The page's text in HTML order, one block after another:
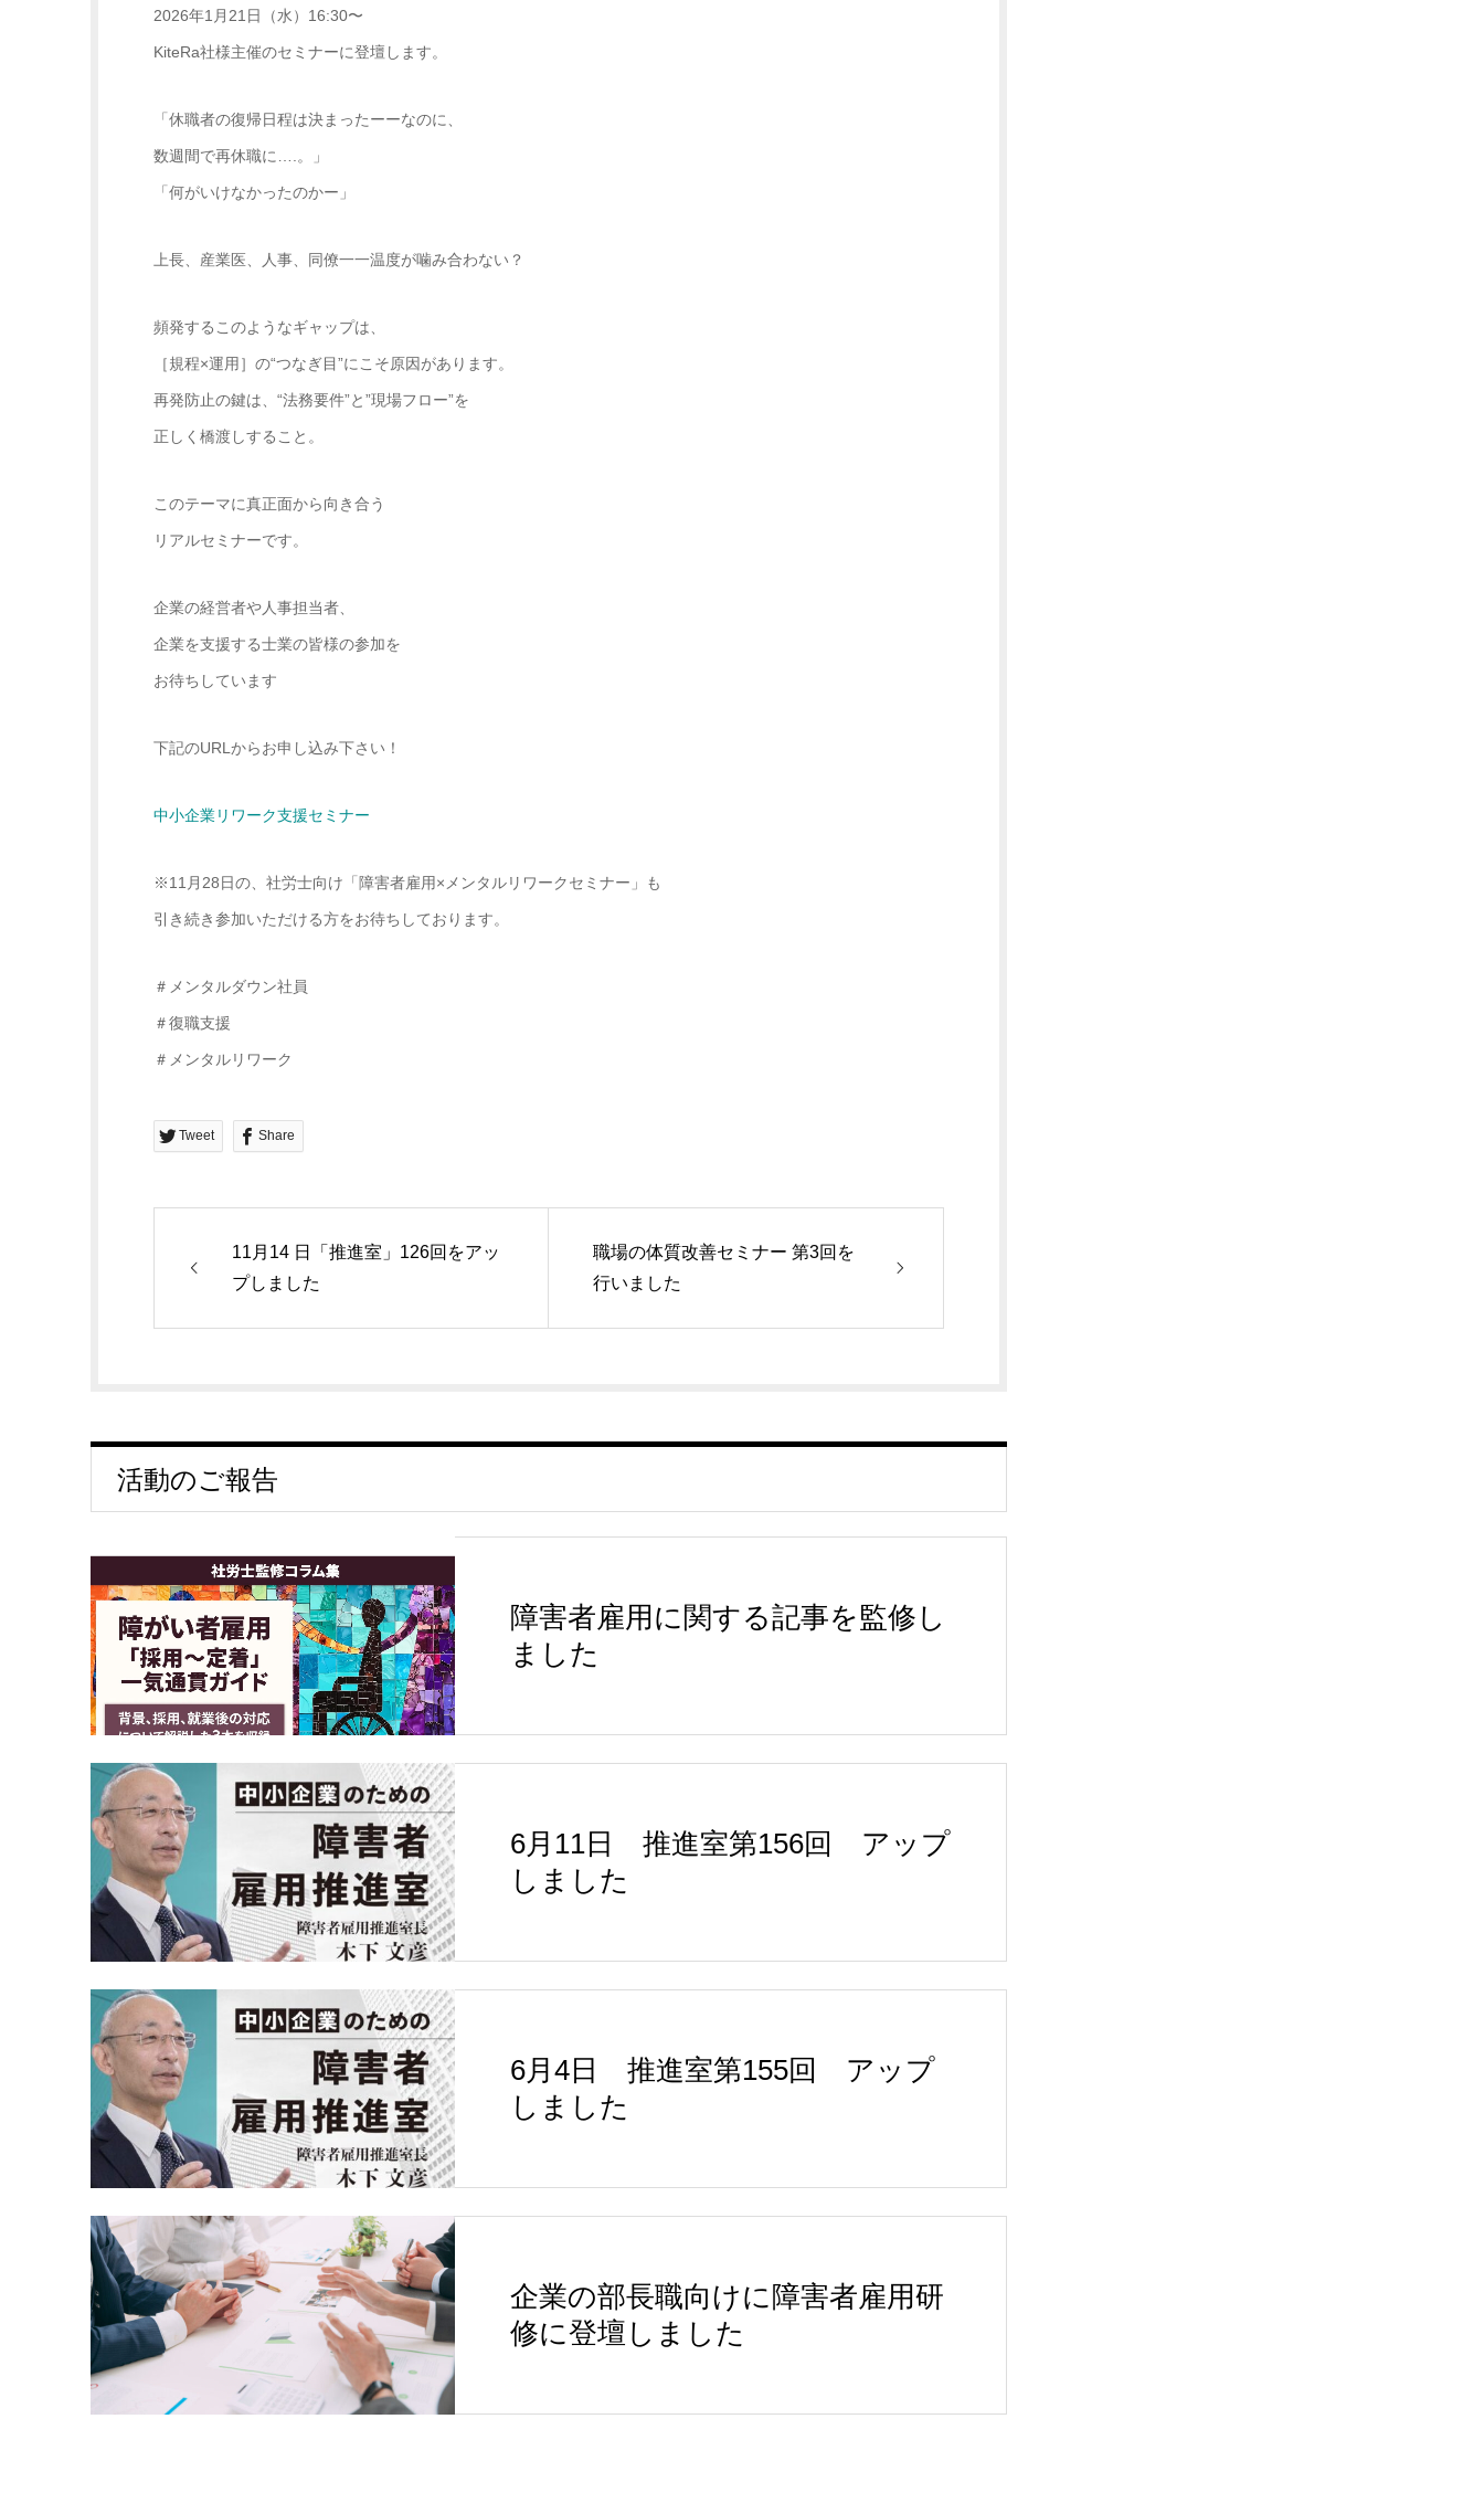
2026年1月21日（水）16:30〜
KiteRa社様主催のセミナーに登壇します。
「休職者の復帰日程は決まったーーなのに、
数週間で再休職に….。」
「何がいけなかったのかー」
上長、産業医、人事、同僚一一温度が噛み合わない？
頻発するこのようなギャップは、
［規程×運用］の“つなぎ目”にこそ原因があります。
再発防止の鍵は、“法務要件”と”現場フロー”を
正しく橋渡しすること。
このテーマに真正面から向き合う
リアルセミナーです。
企業の経営者や人事担当者、
企業を支援する士業の皆様の参加を
お待ちしています
下記のURLからお申し込み下さい！
中小企業リワーク支援セミナー
※11月28日の、社労士向け「障害者雇用×メンタルリワークセミナー」も
引き続き参加いただける方をお待ちしております。
＃メンタルダウン社員
＃復職支援
＃メンタルリワーク
Tweet Share
11月14 日「推進室」126回をアッ
プしました
職場の体質改善セミナー 第3回を
行いました
活動のご報告
障害者雇用に関する記事を監修し
ました
6月11日 推進室第156回 アップ
しました
6月4日 推進室第155回 アップ
しました
企業の部長職向けに障害者雇用研
修に登壇しました